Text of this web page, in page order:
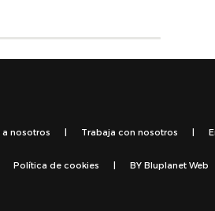
a nosotros | Trabaja con nosotros |
Política de cookies | BY Bluplanet Web